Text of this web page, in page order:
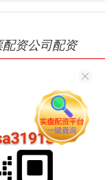
资公司配资